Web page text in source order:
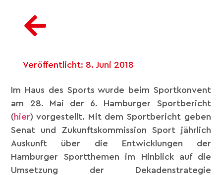
Veröffentlicht: 8. Juni 2018
Im Haus des Sports wurde beim Sportkonvent
am 28. Mai der 6. Hamburger Sportbericht
(hier) vorgestellt. Mit dem Sportbericht geben
Senat und Zukunftskommission Sport jährlich
Auskunft über die Entwicklungen der
Hamburger Sportthemen im Hinblick auf die
Umsetzung der Dekadenstrategie